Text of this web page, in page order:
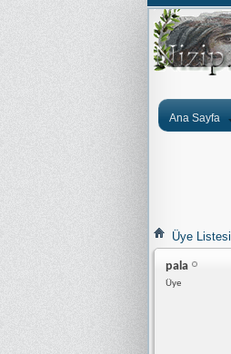
Ana Sayfa
Üye Listesi
pala
Üye